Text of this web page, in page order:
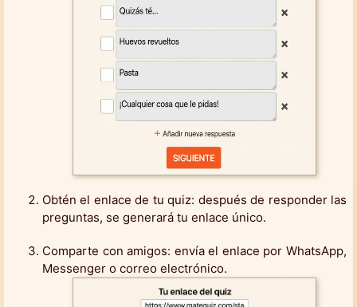
Obtén el enlace de tu quiz: después de responder las
preguntas, se generará tu enlace único.
Comparte con amigos: envía el enlace por WhatsApp,
Messenger o correo electrónico.